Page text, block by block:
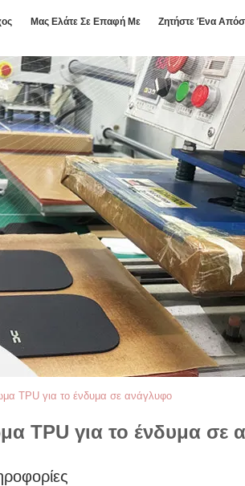
Μας Ελάτε Σε Επαφή Με Ζητήστε Ένα
TPU για το ένδυμα σε ανάγλυφο
TPU για το ένδυμα σε